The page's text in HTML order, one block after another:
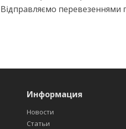
Відправляємо перевезеннями
Информация
Новости
Статьи